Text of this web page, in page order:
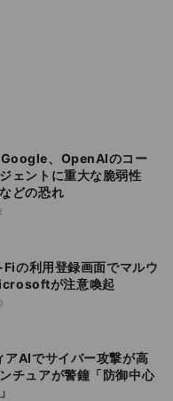
、OpenAIのコー
ェントに重大な脆弱性
どの恐れ
が注意喚起
チュアが警鐘「防御中心